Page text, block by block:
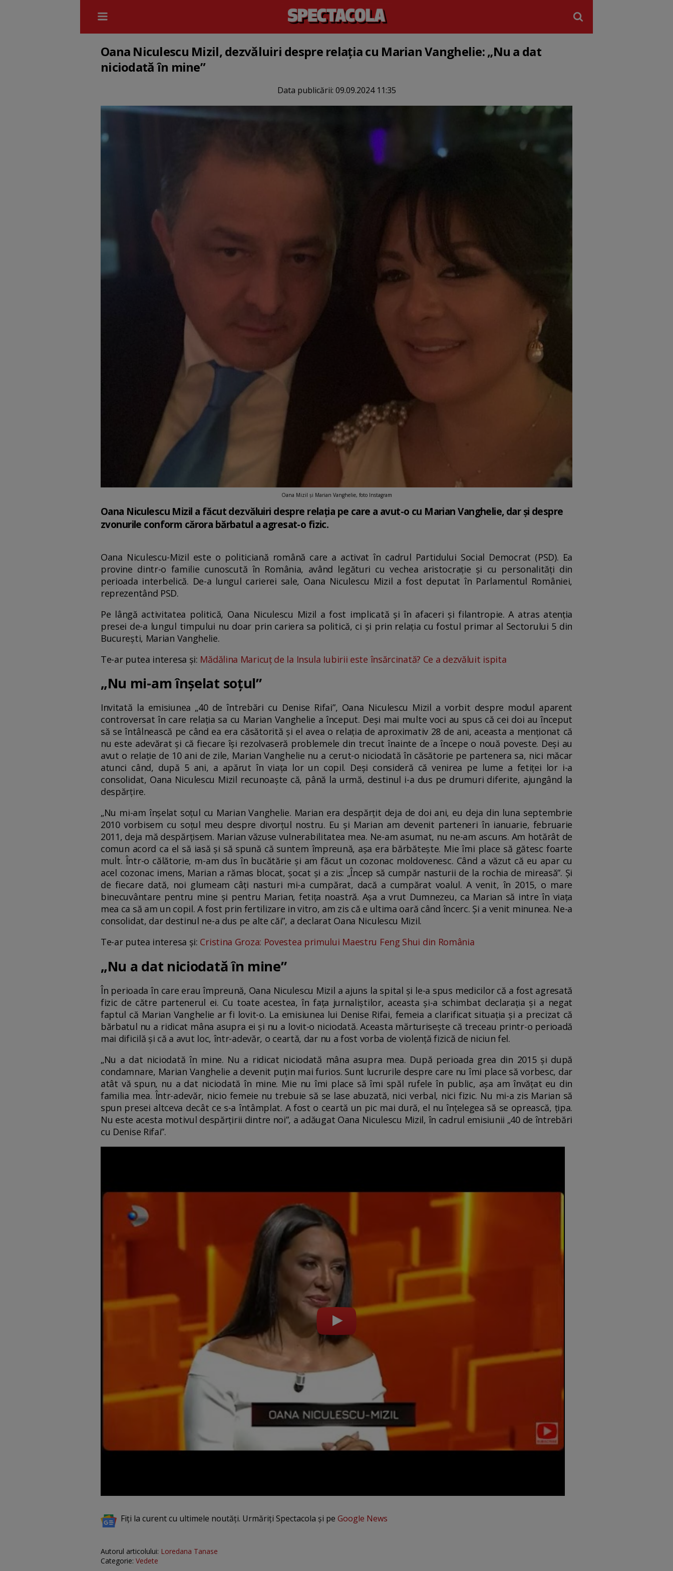
Oana Niculescu Mizil, dezvăluiri despre relația cu Marian Vanghelie: „Nu a dat
niciodată în mine”
Data publicării: 09.09.2024 11:35
Oana Mizil și Marian Vanghelie, foto Instagram
Oana Niculescu Mizil a făcut dezvăluiri despre relația pe care a avut-o cu Marian Vanghelie, dar și despre
zvonurile conform cărora bărbatul a agresat-o fizic.
Oana Niculescu-Mizil este o politiciană română care a activat în cadrul Partidului Social Democrat (PSD). Ea
provine dintr-o familie cunoscută în România, având legături cu vechea aristocrație și cu personalități din
perioada interbelică. De-a lungul carierei sale, Oana Niculescu Mizil a fost deputat în Parlamentul României,
reprezentând PSD.
Pe lângă activitatea politică, Oana Niculescu Mizil a fost implicată și în afaceri și filantropie. A atras atenția
presei de-a lungul timpului nu doar prin cariera sa politică, ci și prin relația cu fostul primar al Sectorului 5 din
București, Marian Vanghelie.
Te-ar putea interesa și: Mădălina Maricuț de la Insula Iubirii este însărcinată? Ce a dezvăluit ispita
„Nu mi-am înșelat soțul”
Invitată la emisiunea „40 de întrebări cu Denise Rifai”, Oana Niculescu Mizil a vorbit despre modul aparent
controversat în care relația sa cu Marian Vanghelie a început. Deși mai multe voci au spus că cei doi au început
să se întâlnească pe când ea era căsătorită și el avea o relația de aproximativ 28 de ani, aceasta a menționat că
nu este adevărat și că fiecare își rezolvaseră problemele din trecut înainte de a începe o nouă poveste. Deși au
avut o relație de 10 ani de zile, Marian Vanghelie nu a cerut-o niciodată în căsătorie pe partenera sa, nici măcar
atunci când, după 5 ani, a apărut în viața lor un copil. Deși consideră că venirea pe lume a fetiței lor i-a
consolidat, Oana Niculescu Mizil recunoaște că, până la urmă, destinul i-a dus pe drumuri diferite, ajungând la
despărțire.
„Nu mi-am înșelat soțul cu Marian Vanghelie. Marian era despărțit deja de doi ani, eu deja din luna septembrie
2010 vorbisem cu soțul meu despre divorțul nostru. Eu și Marian am devenit parteneri în ianuarie, februarie
2011, deja mă despărțisem. Marian văzuse vulnerabilitatea mea. Ne-am asumat, nu ne-am ascuns. Am hotărât de
comun acord ca el să iasă și să spună că suntem împreună, așa era bărbătește. Mie îmi place să gătesc foarte
mult. Într-o călătorie, m-am dus în bucătărie și am făcut un cozonac moldovenesc. Când a văzut că eu apar cu
acel cozonac imens, Marian a rămas blocat, șocat și a zis: „Încep să cumpăr nasturii de la rochia de mireasă”. Și
de fiecare dată, noi glumeam câți nasturi mi-a cumpărat, dacă a cumpărat voalul. A venit, în 2015, o mare
binecuvântare pentru mine și pentru Marian, fetița noastră. Așa a vrut Dumnezeu, ca Marian să intre în viața
mea ca să am un copil. A fost prin fertilizare in vitro, am zis că e ultima oară când încerc. Și a venit minunea. Ne-a
consolidat, dar destinul ne-a dus pe alte căi”, a declarat Oana Niculescu Mizil.
Te-ar putea interesa și: Cristina Groza: Povestea primului Maestru Feng Shui din România
„Nu a dat niciodată în mine”
În perioada în care erau împreună, Oana Niculescu Mizil a ajuns la spital și le-a spus medicilor că a fost agresată
fizic de către partenerul ei. Cu toate acestea, în fața jurnaliștilor, aceasta și-a schimbat declarația și a negat
faptul că Marian Vanghelie ar fi lovit-o. La emisiunea lui Denise Rifai, femeia a clarificat situația și a precizat că
bărbatul nu a ridicat mâna asupra ei și nu a lovit-o niciodată. Aceasta mărturisește că treceau printr-o perioadă
mai dificilă și că a avut loc, într-adevăr, o ceartă, dar nu a fost vorba de violență fizică de niciun fel.
„Nu a dat niciodată în mine. Nu a ridicat niciodată mâna asupra mea. După perioada grea din 2015 și după
condamnare, Marian Vanghelie a devenit puțin mai furios. Sunt lucrurile despre care nu îmi place să vorbesc, dar
atât vă spun, nu a dat niciodată în mine. Mie nu îmi place să îmi spăl rufele în public, așa am învățat eu din
familia mea. Într-adevăr, nicio femeie nu trebuie să se lase abuzată, nici verbal, nici fizic. Nu mi-a zis Marian să
spun presei altceva decât ce s-a întâmplat. A fost o ceartă un pic mai dură, el nu înțelegea să se oprească, țipa.
Nu este acesta motivul despărțirii dintre noi”, a adăugat Oana Niculescu Mizil, în cadrul emisiunii „40 de întrebări
cu Denise Rifai”.
Fiți la curent cu ultimele noutăți. Urmăriți Spectacola și pe Google News
Autorul articolului: Loredana Tanase
Categorie: Vedete